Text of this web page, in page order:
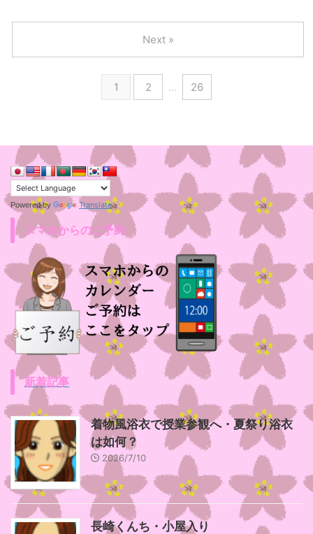
1 2 … 26
Next »
Powered by Translate
スマホからのご予約
新着記事
着物風浴衣で授業参観へ・夏祭り浴衣
は如何？
2026/7/10
長崎くんち・小屋入り